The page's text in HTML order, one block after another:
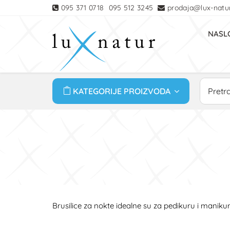
095 371 0718 095 512 3245 prodaja@lux-
KATEGORIJE PROIZVODA
Brusilice za nokte idealne su za pedikuru i